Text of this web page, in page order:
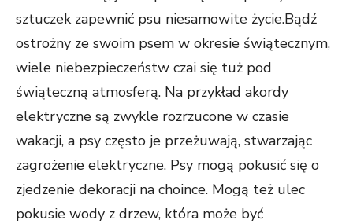
sztuczek zapewnić psu niesamowite życie.Bądź
ostrożny ze swoim psem w okresie świątecznym,
wiele niebezpieczeństw czai się tuż pod
świąteczną atmosferą. Na przykład akordy
elektryczne są zwykle rozrzucone w czasie
wakacji, a psy często je przeżuwają, stwarzając
zagrożenie elektryczne. Psy mogą pokusić się o
zjedzenie dekoracji na choince. Mogą też ulec
pokusie wody z drzew, która może być